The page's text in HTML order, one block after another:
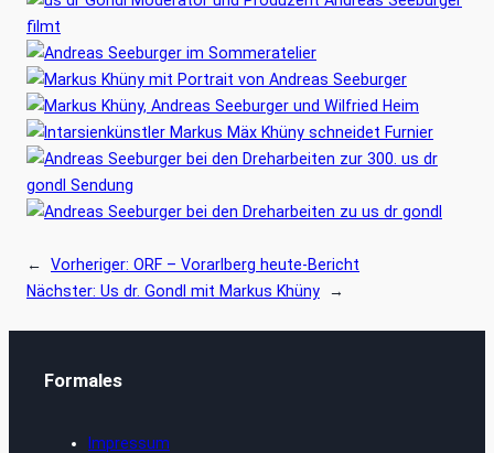
← Vorheriger: ORF – Vorarlberg heute-Bericht
Nächster: Us dr. Gondl mit Markus Khüny →
Formales
Impressum